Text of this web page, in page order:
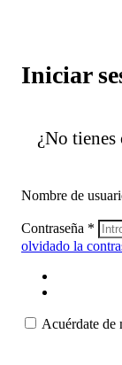
Iniciar
¿No tienes
Nombre de
Contraseña *
olvidado la
Acuérdate de